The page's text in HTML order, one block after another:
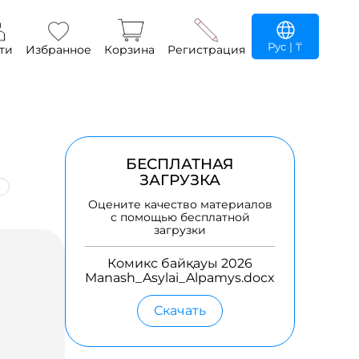
Избранное Корзина Регистрация Рус | ₸
БЕСПЛАТНАЯ
ЗАГРУЗКА
Оцените качество материалов
с помощью бесплатной
загрузки
Комикс байқауы 2026
Manash_Asylai_Alpamys.docx
Скачать